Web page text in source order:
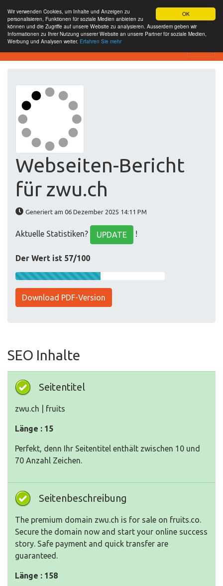
OK
Wir verwenden Cookies, um Inhalte und Anzeigen zu
personalisieren, Funktionen für soziale Medien anbieten zu
können und die Zugriffe auf unsere Website zu analysieren. Ausserdem geben wir
Informationen zu Ihrer Nutzung unserer Website an unsere Partner für soziale Medien,
Werbung und Analysen weiter. Erfahren Sie mehr
Website-SEO-Überprüfung
Webseiten-Bericht
für zwu.ch
Generiert am 06 Dezember 2025 14:11 PM
Aktuelle Statistiken? UPDATE !
Der Wert ist 57/100
Download PDF-Version
SEO Inhalte
Seitentitel
zwu.ch | fruits
Länge : 15
Perfekt, denn Ihr Seitentitel enthält zwischen 10 und
70 Anzahl Zeichen.
Seitenbeschreibung
The premium domain zwu.ch is for sale on fruits.co.
Secure the domain now and start your online success
story. Safe payment and quick transfer are
guaranteed.
Länge : 158